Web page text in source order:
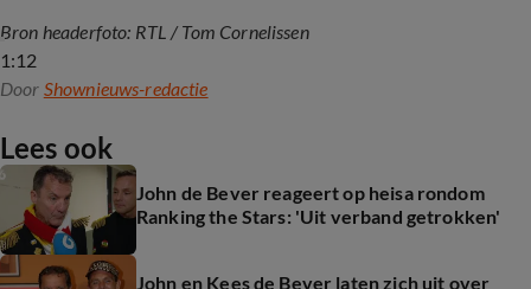
1:12
Bron headerfoto: RTL / Tom Cornelissen
Door Shownieuws-redactie
Lees ook
John de Bever reageert op heisa rondom
Ranking the Stars: 'Uit verband getrokken'
John en Kees de Bever laten zich uit over